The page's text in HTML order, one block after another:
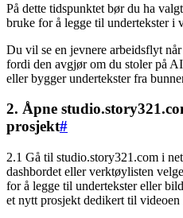
På dette tidspunktet bør du ha
bruke for å legge til undertekster i
Du vil se en jevnere arbeidsflyt
fordi den avgjør om du stoler på
eller bygger undertekster fra
2. Åpne
prosjekt#
2.1 Gå til studio.story321.com i
dashbordet eller verktøylisten
for å legge til undertekster eller
et nytt prosjekt dedikert til videoen